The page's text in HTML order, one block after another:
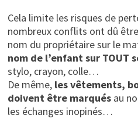
Cela limite les risques de
nombreux conflits ont dû
nom du propriétaire sur le
nom de l’enfant sur TOUT
stylo, crayon, colle…
De même, les vêtements,
doivent être marquésau
les échanges inopinés…